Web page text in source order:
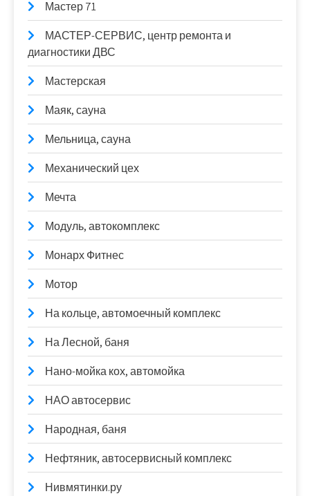
Мастер 71
МАСТЕР-СЕРВИС, центр ремонта и
диагностики ДВС
Мастерская
Маяк, сауна
Мельница, сауна
Механический цех
Мечта
Модуль, автокомплекс
Монарх Фитнес
Мотор
На кольце, автомоечный комплекс
На Лесной, баня
Нано-мойка кох, автомойка
НАО автосервис
Народная, баня
Нефтяник, автосервисный комплекс
Нивмятинки.ру